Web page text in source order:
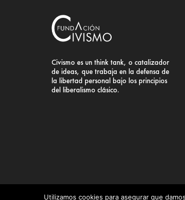
Civismo es un think tank, o catalizador
de ideas, que trabaja en la defensa de
la libertad personal bajo los principios
del liberalismo clásico.
Utilizamos cookies para asegurar que